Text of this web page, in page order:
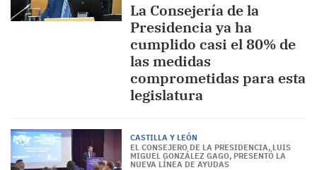
La Consejería de la
Presidencia ya ha
cumplido casi el 80% de
las medidas
comprometidas para esta
legislatura
CASTILLA Y LEÓN
EL CONSEJERO DE LA PRESIDENCIA, LUIS
MIGUEL GONZÁLEZ GAGO, PRESENTÓ LA
NUEVA LÍNEA DE AYUDAS